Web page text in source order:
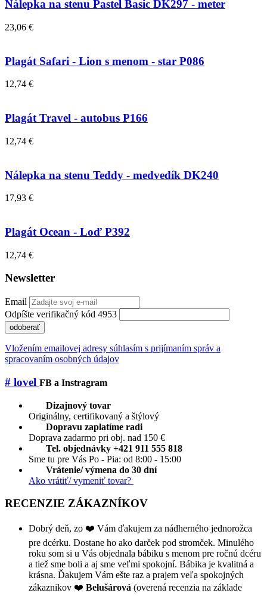
Nálepka na stenu Pastel Basic DK297 - meter
23,06 €
Plagát Safari - Lion s menom - star P086
12,74 €
Plagát Travel - autobus P166
12,74 €
Nálepka na stenu Teddy - medvedík DK240
17,93 €
Plagát Ocean - Loď P392
12,74 €
Newsletter
Email
Odpíšte verifikačný kód 4953
odoberať
Vložením emailovej adresy súhlasím s prijímaním správ a
spracovaním osobných údajov
# lovel FB a Instragram
Dizajnový tovar
Originálny, certifikovaný a štýlový
Dopravu zaplatíme radi
Doprava zadarmo pri obj. nad 150 €
Tel. objednávky +421 911 555 818
Sme tu pre Vás Po - Pia: od 8:00 - 15:00
Vrátenie/ výmena do 30 dní
Ako vrátiť/ vymeniť tovar?
RECENZIE ZÁKAZNÍKOV
Dobrý deň, zo ❤️ Vám ďakujem za nádherného jednorožca
pre dcérku. Dostane ho ako darček pod stromček. Minulého
roku som si u Vás objednala bábiku s menom pre ročnú dcéru
a tiež sme boli a aj sme veľmi spokojní. Bábika je kvalitná a
krásna. Ďakujem Vám ešte raz a prajem veľa spokojných
zákaznikov ❤️ Belušárová (overená recenzia na základe